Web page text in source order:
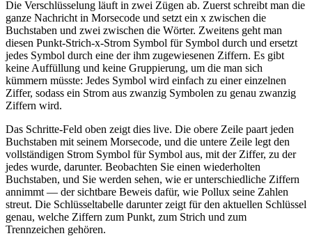
Die Verschlüsselung läuft in zwei Zügen ab. Zuerst schreibt man die
ganze Nachricht in Morsecode und setzt ein x zwischen die
Buchstaben und zwei zwischen die Wörter. Zweitens geht man
diesen Punkt-Strich-x-Strom Symbol für Symbol durch und ersetzt
jedes Symbol durch eine der ihm zugewiesenen Ziffern. Es gibt
keine Auffüllung und keine Gruppierung, um die man sich
kümmern müsste: Jedes Symbol wird einfach zu einer einzelnen
Ziffer, sodass ein Strom aus zwanzig Symbolen zu genau zwanzig
Ziffern wird.
Das Schritte-Feld oben zeigt dies live. Die obere Zeile paart jeden
Buchstaben mit seinem Morsecode, und die untere Zeile legt den
vollständigen Strom Symbol für Symbol aus, mit der Ziffer, zu der
jedes wurde, darunter. Beobachten Sie einen wiederholten
Buchstaben, und Sie werden sehen, wie er unterschiedliche Ziffern
annimmt — der sichtbare Beweis dafür, wie Pollux seine Zahlen
streut. Die Schlüsseltabelle darunter zeigt für den aktuellen Schlüssel
genau, welche Ziffern zum Punkt, zum Strich und zum
Trennzeichen gehören.